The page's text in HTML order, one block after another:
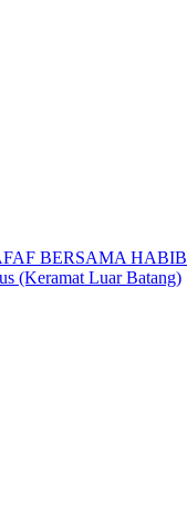
BERSAMA
(Keramat Luar Batang)